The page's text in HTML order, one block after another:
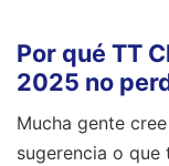
Por qué TT
2025 no
Mucha gente
sugerencia o que